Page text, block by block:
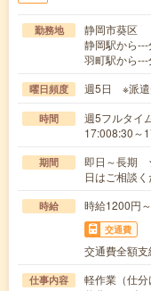
勤務地
静岡市葵区
静岡駅から
羽町駅から
曜日頻度 週5日 ※派遣
時間
週5フルタイ
17:008:30～
期間
即日～長期
日はご相談
時給 時給1200円
交通費
交通費全額支
仕事内容
軽作業（仕分